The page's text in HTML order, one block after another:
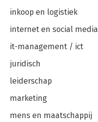
inkoop en logistiek
internet en social media
it-management / ict
juridisch
leiderschap
marketing
mens en maatschappij